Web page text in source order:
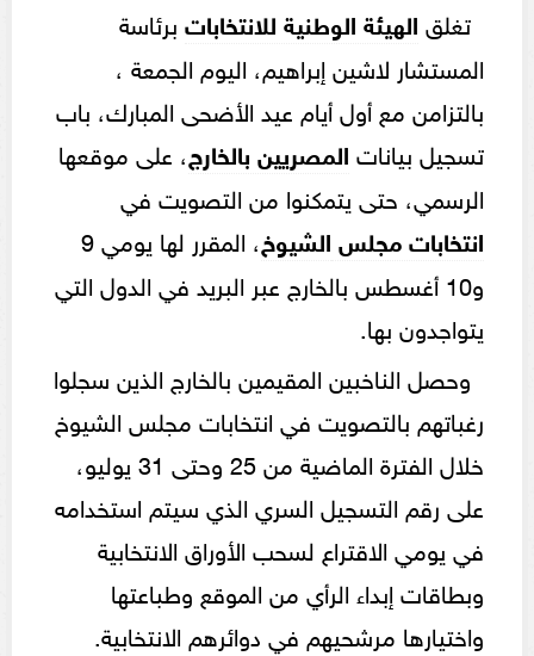
تغلق الهيئة الوطنية للانتخاباتبرئاسة
المستشار لاشين إبراهيم، اليوم الجمعة ،
بالتزامن مع أول أيام عيد الأضحى المبارك، باب
تسجيل بيانات المصريين بالخارج، على موقعها
الرسمي، حتى يتمكنوا من التصويت في
انتخابات مجلس الشيوخ
، المقرر لها يومي 9
و10 أغسطس بالخارج عبر البريد في الدول التي
يتواجدون بها.
وحصل الناخبين المقيمين بالخارج الذين سجلوا
رغباتهم بالتصويت في انتخابات مجلس الشيوخ
خلال الفترة الماضية من 25 وحتى 31 يوليو،
على رقم التسجيل السري الذي سيتم استخدامه
في يومي الاقتراع لسحب الأوراق الانتخابية
وبطاقات إبداء الرأي من الموقع وطباعتها
واختيارها مرشحيهم في دوائرهم الانتخابية.